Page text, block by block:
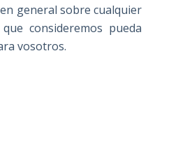
general sobre cualquier
consideremos pueda
vosotros.